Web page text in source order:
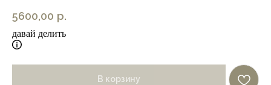
5600,00 р.
давай делить
В корзину